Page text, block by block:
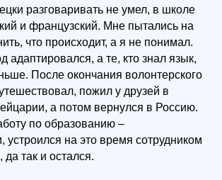
разговаривать не умел, в школе
и французский. Мне пытались на
что происходит, а я не понимал.
адаптировался, а те, кто знал язык,
После окончания волонтерского
пожил у друзей в
а потом вернулся в Россию.
по образованию –
устроился на это время сотрудником
так и остался.